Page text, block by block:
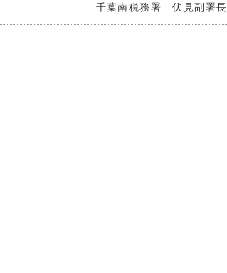
千葉南税務署 伏見副署長